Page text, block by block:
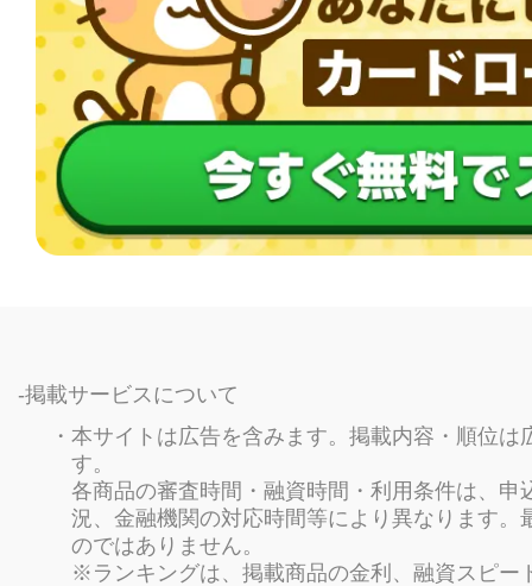
掲載サービスについて
本サイトは広告を含みます。掲載内容・順位
す。
各商品の審査時間・融資時間・利用条件は、
況、金融機関の対応時間等により異なります
のではありません。
※ランキングは、掲載商品の金利、融資スピー